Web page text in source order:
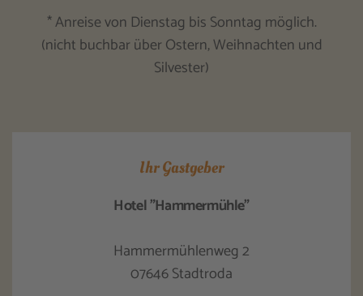
* Anreise von Dienstag bis Sonntag möglich.
(nicht buchbar über Ostern, Weihnachten und
Silvester)
Ihr Gastgeber
Hotel "Hammermühle"
Hammermühlenweg 2
07646 Stadtroda